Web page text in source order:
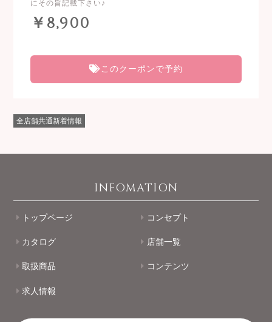
にその旨記載下さい♪
￥8,900
このクーポンで予約
全店舗共通新着情報
INFOMATION
トップページ コンセプト
カタログ 店舗一覧
取扱商品 コンテンツ
求人情報